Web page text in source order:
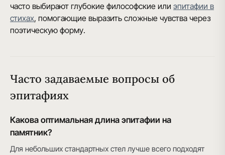
часто выбирают глубокие философские или эпитафии в
стихах, помогающие выразить сложные чувства через
поэтическую форму.
Часто задаваемые вопросы об
эпитафиях
Какова оптимальная длина эпитафии на
памятник?
Для небольших стандартных стел лучше всего подходят